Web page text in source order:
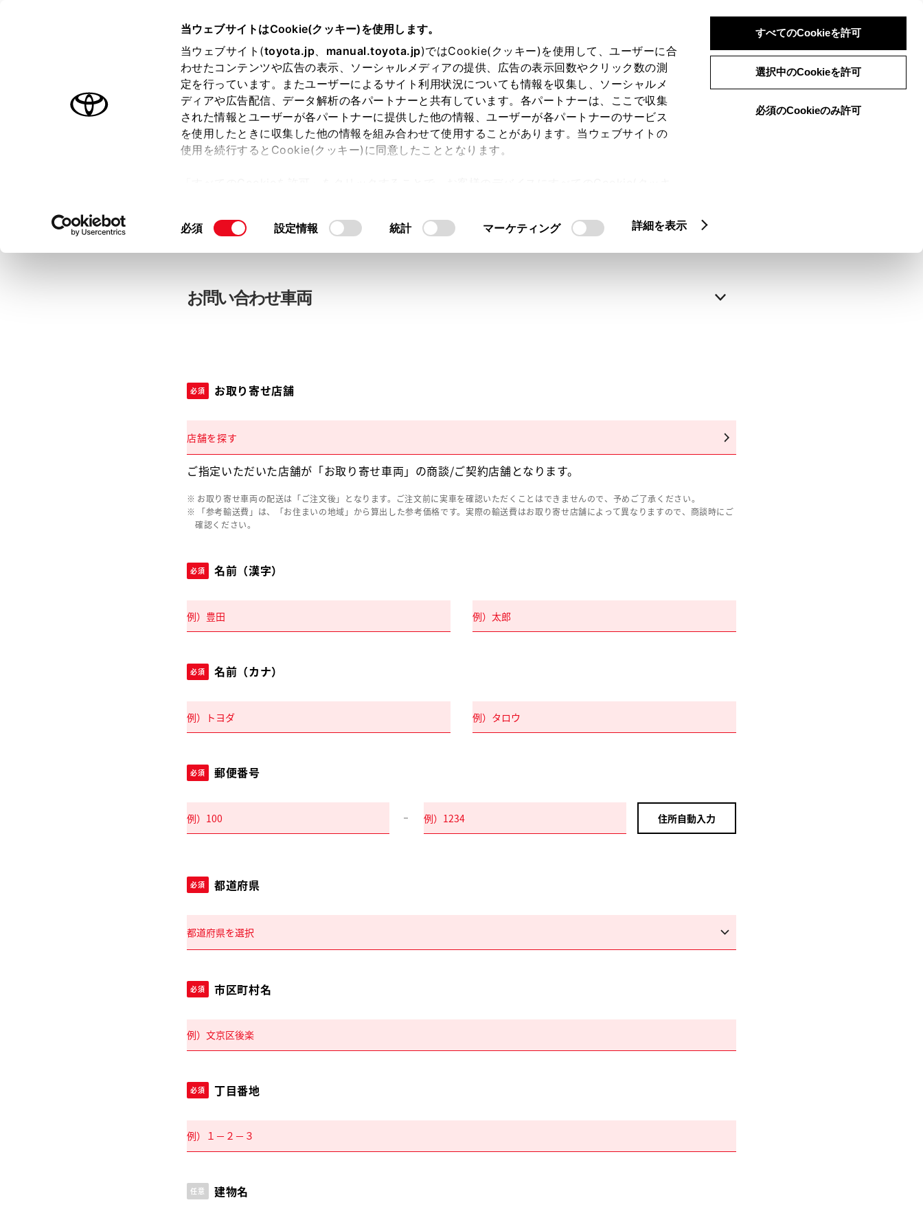
当ウェブサイトはCookie(クッキー)を使用します。
当ウェブサイト(toyota.jp、 manual.toyota.jp)ではCookie(クッキー)を使用して、ユーザーに合
わせたコンテンツや広告の表示、ソーシャルメディアの提供、広告の表示回数やクリック数の測
定を行っています。またユーザーによるサイト利用状況についても情報を収集し、ソーシャルメ
ディアや広告配信、データ解析の各パートナーと共有しています。各パートナーは、ここで収集
された情報とユーザーが各パートナーに提供した他の情報、ユーザーが各パートナーのサービス
を使用したときに収集した他の情報を組み合わせて使用することがあります。当ウェブサイトの
使用を続行するとCookie(クッキー)に同意したこととなります。
て」をご覧ください。
同
択
必須 設定情報 統計 マーケティング 詳細を表示
すべてのCookieを許可
選択中のCookieを許可
必須のCookieのみ許可
は必須です。中古車：お問い合わせ
お客さま情報の入力 入力内容のご確認
ログインして自動入力
お問い合わせ車両
必須 お取り寄せ店舗
店舗を探す
ご指定いただいた店舗が「お取り寄せ車両」の商談/ご契約店舗となります。
お取り寄せ車両の配送は「ご注文後」となります。ご注文前に実車を確認いただくことはできませんので、予めご了承ください。
「参考輸送費」は、「お住まいの地域」から算出した参考価格です。実際の輸送費はお取り寄せ店舗によって異なりますので、商談時にご
確認ください。
必須 名前（漢字）
必須 名前（カナ）
必須 郵便番号
住所自動入力
必須 都道府県
必須 市区町村名
必須 丁目番地
任意 建物名